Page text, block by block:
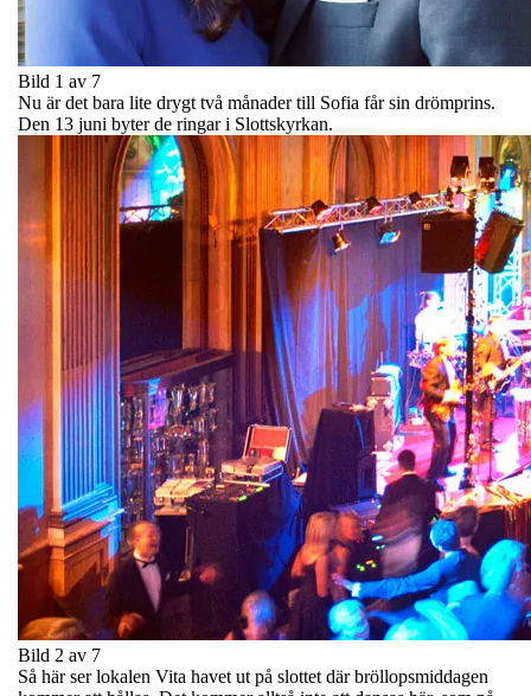
Bild 1 av 7
Nu är det bara lite drygt två månader till Sofia får sin drömprins.
Den 13 juni byter de ringar i Slottskyrkan.
Bild 2 av 7
Så här ser lokalen Vita havet ut på slottet där bröllopsmiddagen